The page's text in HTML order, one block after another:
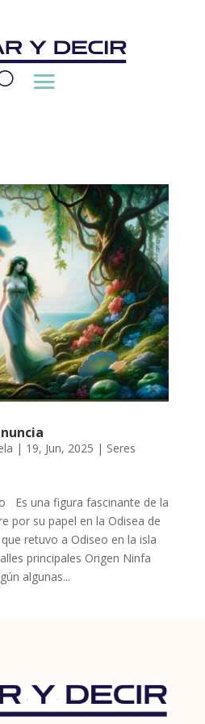
| 19, Jun, 2025 | Seres
Es una figura fascinante de la
por su papel en la Odisea de
retuvo a Odiseo en la isla
principales Origen Ninfa
algunas...